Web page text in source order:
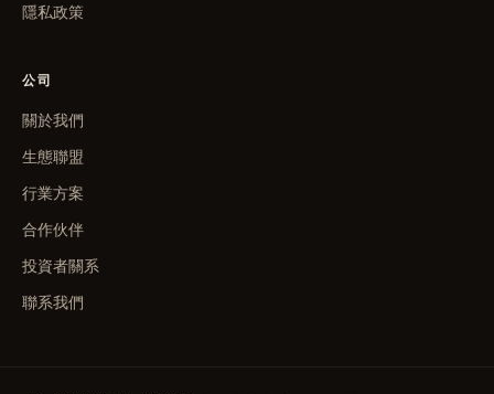
隱私政策
公司
關於我們
生態聯盟
行業方案
合作伙伴
投資者關系
聯系我們